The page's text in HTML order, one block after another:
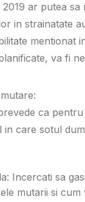
ar putea
in strainatate
mentionat
va fi
ca
care sotul
Incercati sa
mutarii si